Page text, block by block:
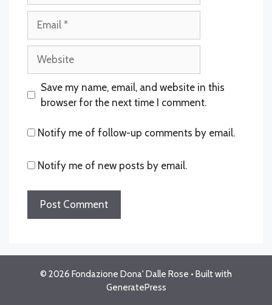
Website
Save my name, email, and website in this
browser for the next time I comment.
Notify me of follow-up comments by email.
Notify me of new posts by email.
© 2026 Fondazione Dona' Dalle Rose • Built with
GeneratePress